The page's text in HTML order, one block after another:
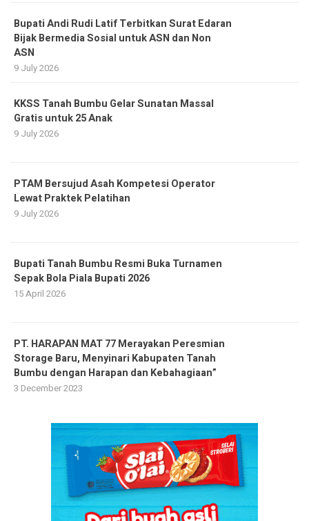
Bupati Andi Rudi Latif Terbitkan Surat Edaran
Bijak Bermedia Sosial untuk ASN dan Non
ASN
9 July 2026
KKSS Tanah Bumbu Gelar Sunatan Massal
Gratis untuk 25 Anak
9 July 2026
PTAM Bersujud Asah Kompetesi Operator
Lewat Praktek Pelatihan
9 July 2026
Bupati Tanah Bumbu Resmi Buka Turnamen
Sepak Bola Piala Bupati 2026
15 April 2026
PT. HARAPAN MAT 77 Merayakan Peresmian
Storage Baru, Menyinari Kabupaten Tanah
Bumbu dengan Harapan dan Kebahagiaan”
3 December 2023